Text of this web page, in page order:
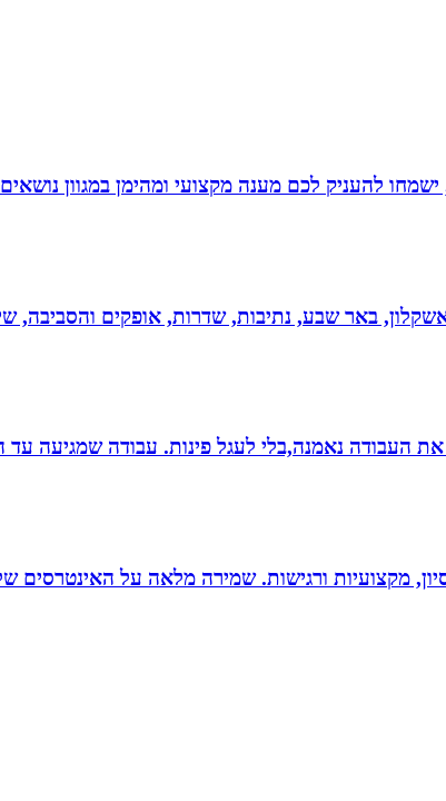
להעניק לכם מענה מקצועי ומהימן במגוון
באר שבע, נתיבות, שדרות, אופקים והסביבה,
העבודה נאמנה,בלי לעגל פינות. עבודה שמגיעה עד
מקצועיות ורגישות. שמירה מלאה על